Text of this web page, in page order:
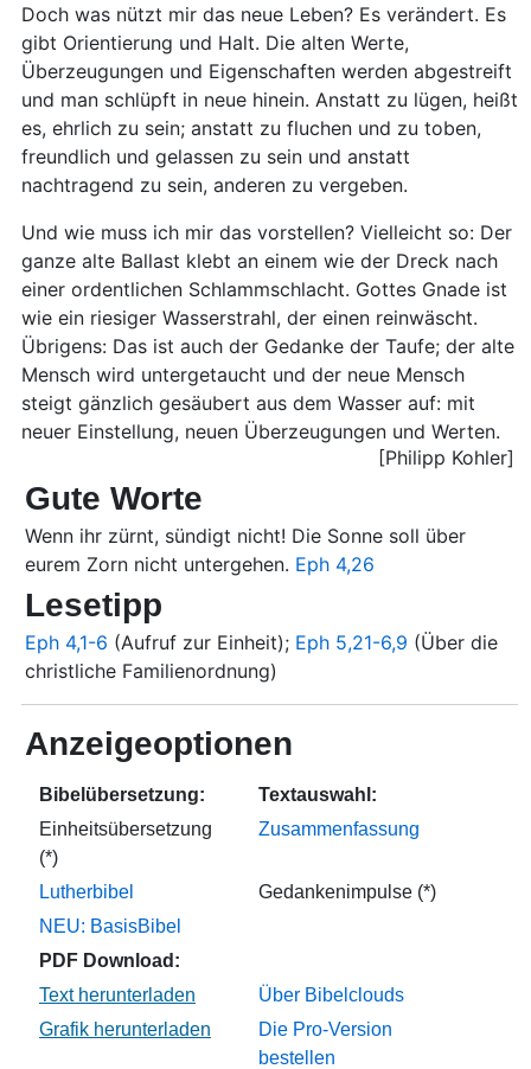
Doch was nützt mir das neue Leben? Es verändert. Es
gibt Orientierung und Halt. Die alten Werte,
Überzeugungen und Eigenschaften werden abgestreift
und man schlüpft in neue hinein. Anstatt zu lügen, heißt
es, ehrlich zu sein; anstatt zu fluchen und zu toben,
freundlich und gelassen zu sein und anstatt
nachtragend zu sein, anderen zu vergeben.
Und wie muss ich mir das vorstellen? Vielleicht so: Der
ganze alte Ballast klebt an einem wie der Dreck nach
einer ordentlichen Schlammschlacht. Gottes Gnade ist
wie ein riesiger Wasserstrahl, der einen reinwäscht.
Übrigens: Das ist auch der Gedanke der Taufe; der alte
Mensch wird untergetaucht und der neue Mensch
steigt gänzlich gesäubert aus dem Wasser auf: mit
neuer Einstellung, neuen Überzeugungen und Werten.
[Philipp Kohler]
Gute Worte
Wenn ihr zürnt, sündigt nicht! Die Sonne soll über
eurem Zorn nicht untergehen. Eph 4,26
Lesetipp
Eph 4,1-6 (Aufruf zur Einheit); Eph 5,21-6,9 (Über die
christliche Familienordnung)
Anzeigeoptionen
Bibelübersetzung:
Textauswahl:
Einheitsübersetzung
(*)
Zusammenfassung
Lutherbibel
Gedankenimpulse (*)
NEU: BasisBibel
PDF Download:
Über Bibelclouds
Die Pro-Version
bestellen